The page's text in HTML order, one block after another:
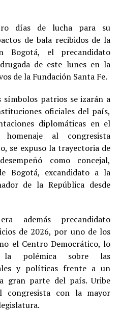
días de lucha para su
de bala recibidos de la
el precandidato
de este lunes en la
de la Fundación Santa Fe.
símbolos patrios se izarán a
oficiales del país,
diplomáticas en el
al congresista
se expuso la trayectoria de
como concejal,
Bogotá, excandidato a la
de la República desde
además precandidato
de 2026, por uno de los
el Centro Democrático, lo
la polémica sobre las
y políticas frente a un
gran parte del país. Uribe
congresista con la mayor